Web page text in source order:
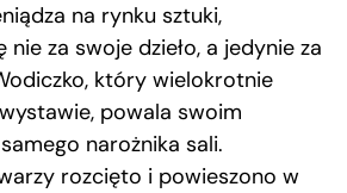
na rynku sztuki,
za swoje dzieło, a jedynie za
który wielokrotnie
powala swoim
narożnika sali.
rozcięto i powieszono w